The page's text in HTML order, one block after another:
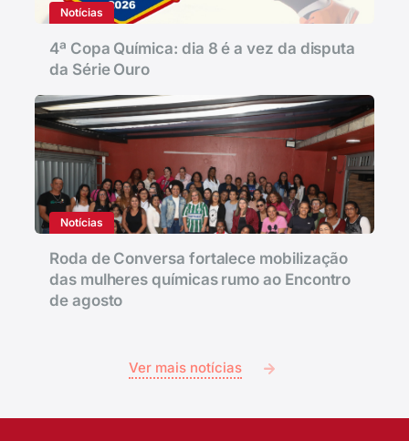
Notícias
4ª Copa Química: dia 8 é a vez da disputa
da Série Ouro
Notícias
Roda de Conversa fortalece mobilização
das mulheres químicas rumo ao Encontro
de agosto
Ver mais notícias